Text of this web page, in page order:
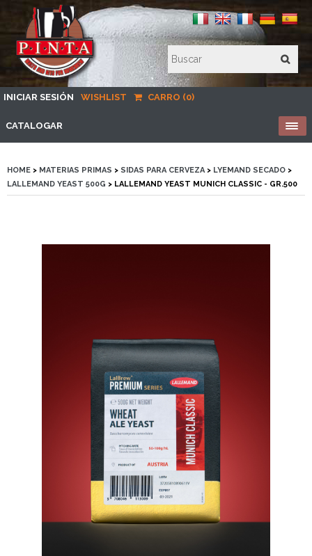
INICIAR SESIÓN WISHLIST CARRO (0)
CATALOGAR
HOME > MATERIAS PRIMAS > SIDAS PARA CERVEZA> LYEMAND SECADO >
LALLEMAND YEAST 500G > LALLEMAND YEAST MUNICH CLASSIC - GR.500